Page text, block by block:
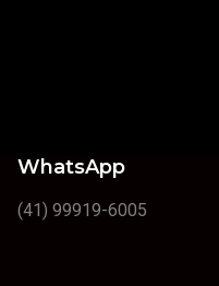
WhatsApp
(41) 99919-6005